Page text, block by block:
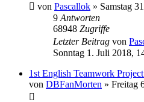
von Pascallok » Samstag
9 Antworten
68948 Zugriffe
Letzter Beitrag von
Sonntag 1. Juli 2018,
1st English Teamwork
von DBFanMorten » Freitag